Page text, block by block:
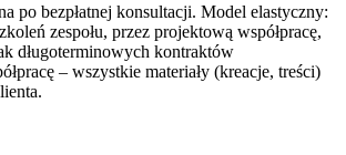
po bezpłatnej konsultacji. Model elastyczny:
zespołu, przez projektową współpracę,
długoterminowych kontraktów
– wszystkie materiały (kreacje, treści)